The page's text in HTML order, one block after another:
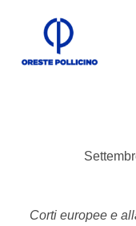
Corti europee e